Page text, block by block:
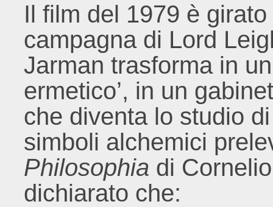
Il film del 1979 è
campagna di Lord
Jarman trasforma in
ermetico’, in un
che diventa lo studio
simboli alchemici
Philosophia di
dichiarato che: